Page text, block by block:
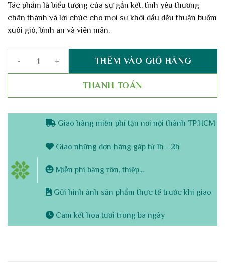
Tác phẩm là biểu tượng của sự gắn kết, tình yêu thương
chân thành và lời chúc cho mọi sự khởi đầu đều thuận buồm
xuôi gió, bình an và viên mãn.
Thuyền Lan Hồ Điệp Hồng Tím – Yêu Thương Gắn Kết số lượng
THÊM VÀO GIỎ HÀNG
THANH TOÁN
Giao hàng miễn phí tận nơi nội thành TP.HCM
Giao những đơn hàng gấp từ 1h - 2h
Miễn phí băng rôn, thiệp...
Gửi hình ảnh sản phẩm thực tế trước khi giao
Cam kết hoa tươi trong ba ngày